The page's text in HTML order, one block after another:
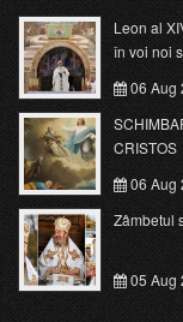
Leon al
în voi noi
06 Aug
CRISTOS
06 Aug
Zâmbetul
05 Aug